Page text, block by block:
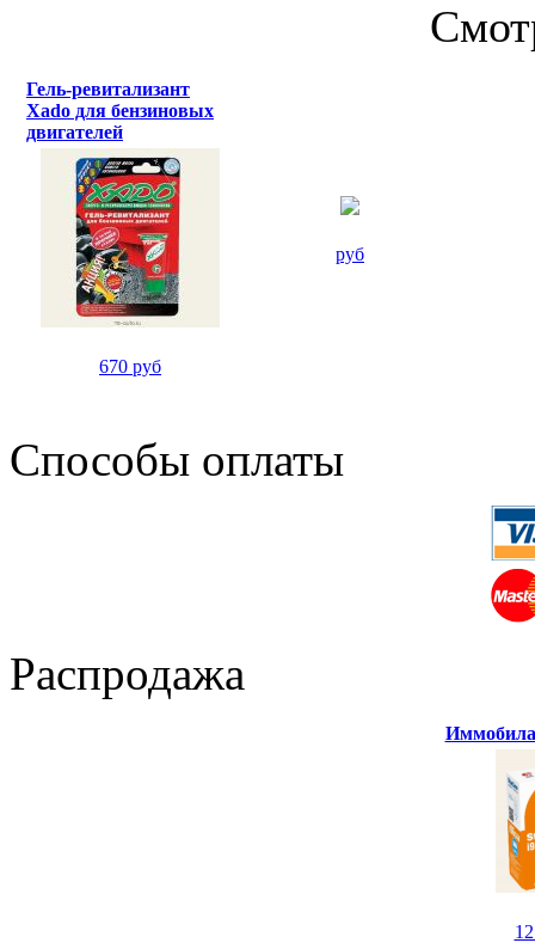
Гель-ревитализант
Xado для бензиновых
двигателей
670 руб
руб
Способы оплаты
Распродажа